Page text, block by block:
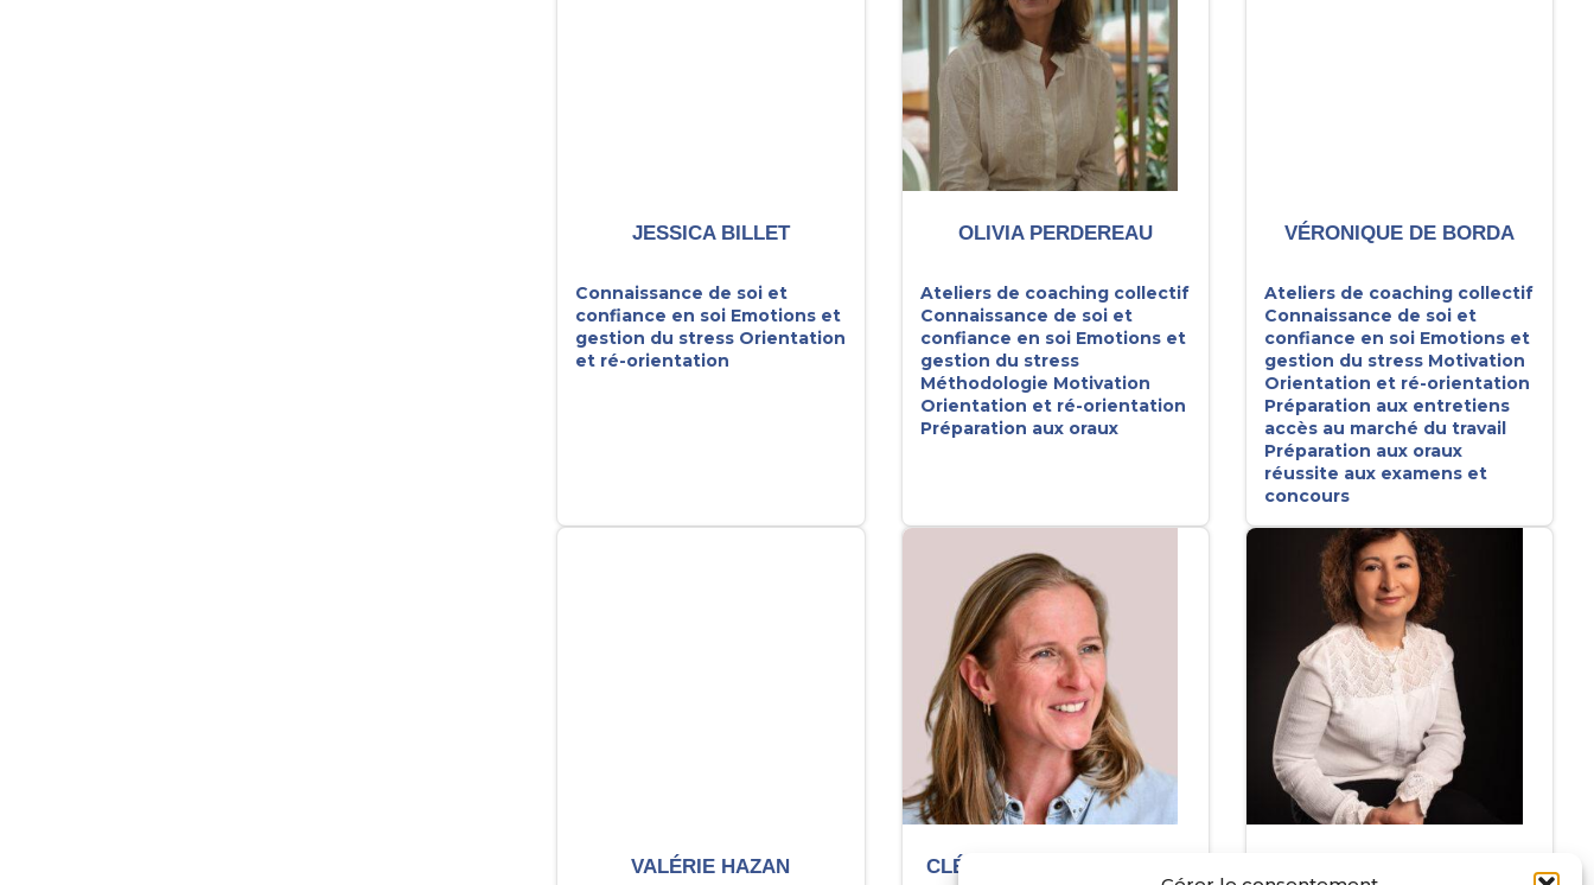
JESSICA BILLET
Connaissance de soi et
confiance en soi Emotions et
gestion du stress Orientation
et ré-orientation
OLIVIA PERDEREAU
Ateliers de coaching collectif
Connaissance de soi et
confiance en soi Emotions et
gestion du stress
Méthodologie Motivation
Orientation et ré-orientation
Préparation aux oraux
VÉRONIQUE DE BORDA
Ateliers de coaching collectif
Connaissance de soi et
confiance en soi Emotions et
gestion du stress Motivation
Orientation et ré-orientation
Préparation aux entretiens
accès au marché du travail
Préparation aux oraux
réussite aux examens et
concours
VALÉRIE HAZAN CLÉMENCE PONIATOWSKI